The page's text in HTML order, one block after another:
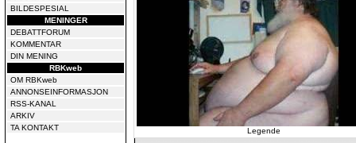
BILDESPESIAL
MENINGER
DEBATTFORUM
KOMMENTAR
DIN MENING
RBKweb
OM RBKweb
ANNONSEINFORMASJON
RSS-KANAL
ARKIV
TA KONTAKT
Legende